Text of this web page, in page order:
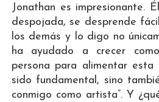
Jonathan es impresionante.
despojada, se desprende
los demás y lo digo no
ha ayudado a crecer
persona para alimentar
sido fundamental, sino
conmigo como artista”. Y